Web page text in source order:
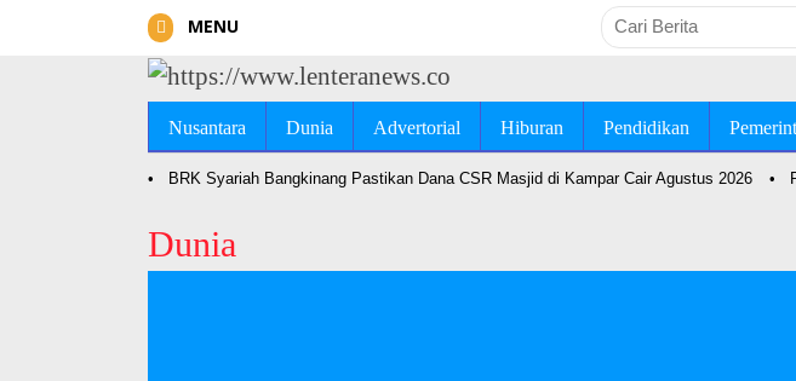
MENU
Nusantara Dunia Advertorial Hiburan Pendidikan
• BRK Syariah Bangkinang Pastikan Dana CSR Masjid di Kampar Cair Agustus 2026 •
Dunia